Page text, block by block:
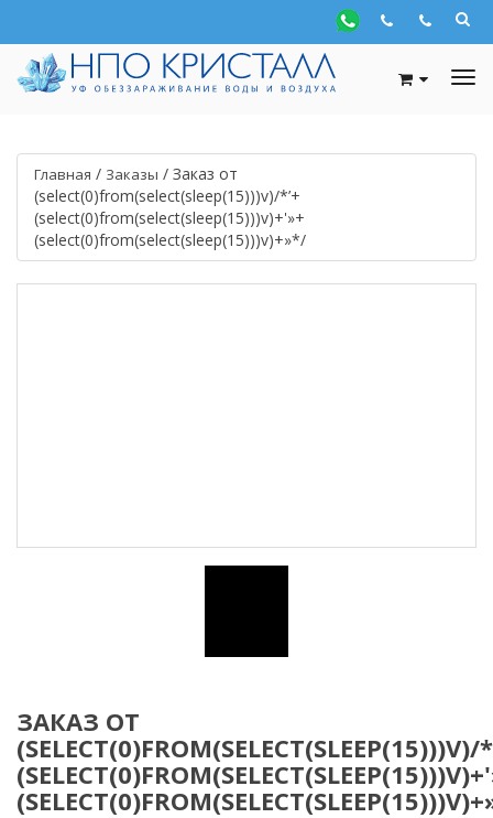
Главная / Заказы / Заказ от
(select(0)from(select(sleep(15)))v)/*’+
(select(0)from(select(sleep(15)))v)+'»+
(select(0)from(select(sleep(15)))v)+»*/
ЗАКАЗ ОТ
(SELECT(0)FROM(SELECT(SLEEP(15)))V)/